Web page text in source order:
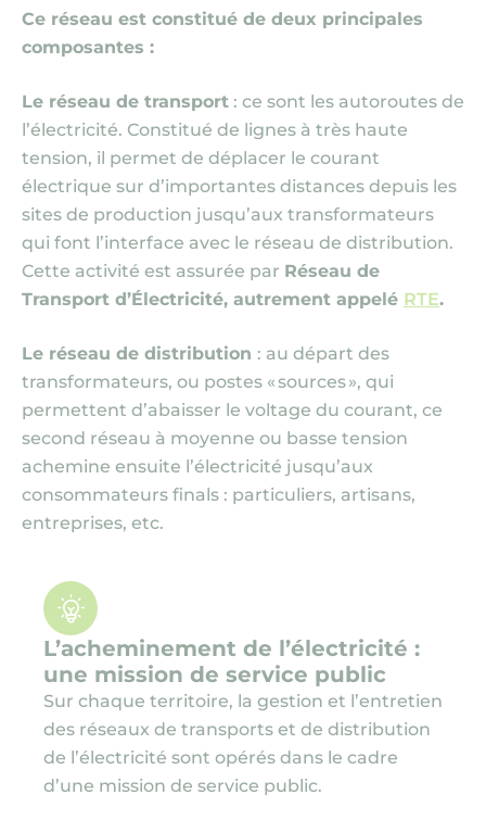
Ce réseau est constitué de deux principales
composantes :
Le réseau de transport : ce sont les autoroutes de
l’électricité. Constitué de lignes à très haute
tension, il permet de déplacer le courant
électrique sur d’importantes distances depuis les
sites de production jusqu’aux transformateurs
qui font l’interface avec le réseau de distribution.
Cette activité est assurée par Réseau de
Transport d’Électricité, autrement appelé RTE.
Le réseau de distribution : au départ des
transformateurs, ou postes « sources », qui
permettent d’abaisser le voltage du courant, ce
second réseau à moyenne ou basse tension
achemine ensuite l’électricité jusqu’aux
consommateurs finals : particuliers, artisans,
entreprises, etc.
L’acheminement de l’électricité :
une mission de service public
Sur chaque territoire, la gestion et l’entretien
des réseaux de transports et de distribution
de l’électricité sont opérés dans le cadre
d’une mission de service public.